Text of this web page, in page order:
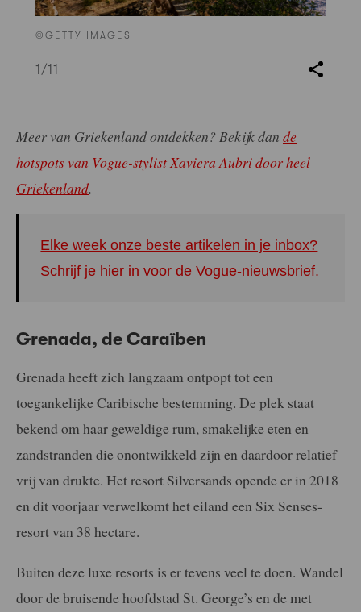
©GETTY IMAGES
1/11
Meer van Griekenland ontdekken? Bekijk dan de
hotspots van Vogue-stylist Xaviera Aubri door heel
Griekenland.
Elke week onze beste artikelen in je inbox?
Schrijf je hier in voor de Vogue-nieuwsbrief.
Grenada, de Caraïben
Grenada heeft zich langzaam ontpopt tot een
toegankelijke Caribische bestemming. De plek staat
bekend om haar geweldige rum, smakelijke eten en
zandstranden die onontwikkeld zijn en daardoor relatief
vrij van drukte. Het resort Silversands opende er in 2018
en dit voorjaar verwelkomt het eiland een Six Senses-
resort van 38 hectare.
Buiten deze luxe resorts is er tevens veel te doen. Wandel
door de bruisende hoofdstad St. George’s en de met